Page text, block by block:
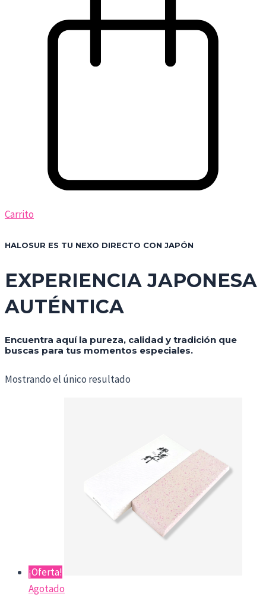
Carrito
HALOSUR ES TU NEXO DIRECTO CON JAPÓN
EXPERIENCIA JAPONESA
AUTÉNTICA
Encuentra aquí la pureza, calidad y tradición que
buscas para tus momentos especiales.
Mostrando el único resultado
¡Oferta!
Agotado